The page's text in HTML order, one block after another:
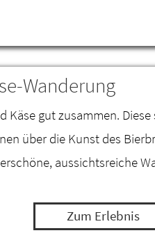
Wanderung
Käse gut zusammen.
über die Kunst des
aussichtsreiche
Zum Erlebnis